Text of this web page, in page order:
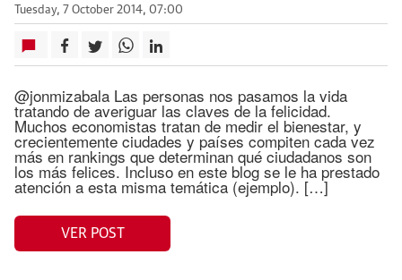
Tuesday, 7 October 2014, 07:00
@jonmizabala Las personas nos pasamos la vida
tratando de averiguar las claves de la felicidad.
Muchos economistas tratan de medir el bienestar, y
crecientemente ciudades y países compiten cada vez
más en rankings que determinan qué ciudadanos son
los más felices. Incluso en este blog se le ha prestado
atención a esta misma temática (ejemplo). […]
VER POST